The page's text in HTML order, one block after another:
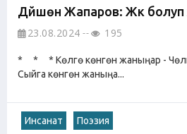
Дүйшөн Жапаров: Жүк болуп
23.08.2024 195
* * * Көлгө көнгөн жаныңар -
Сыйга көнгөн жаныңа...
Инсанат Поэзия